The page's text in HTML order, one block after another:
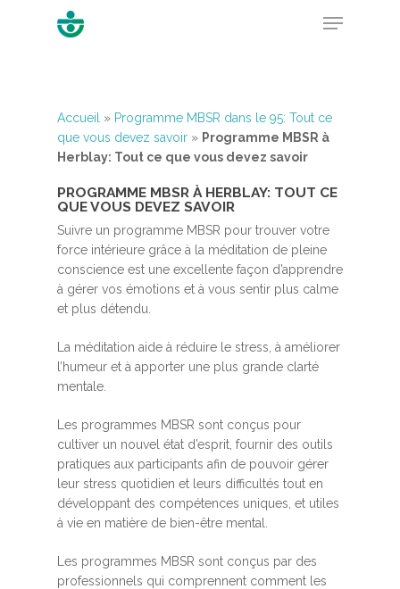
Hit enter to search or ESC to close
Accueil » Programme MBSR dans le 95: Tout ce
que vous devez savoir » Programme MBSR à
Herblay: Tout ce que vous devez savoir
PROGRAMME MBSR À HERBLAY: TOUT CE
QUE VOUS DEVEZ SAVOIR
Suivre un programme MBSR pour trouver votre
force intérieure grâce à la méditation de pleine
conscience est une excellente façon d’apprendre
à gérer vos émotions et à vous sentir plus calme
et plus détendu.
La méditation aide à réduire le stress, à améliorer
l’humeur et à apporter une plus grande clarté
mentale.
Les programmes MBSR sont conçus pour
cultiver un nouvel état d’esprit, fournir des outils
pratiques aux participants afin de pouvoir gérer
leur stress quotidien et leurs difficultés tout en
développant des compétences uniques, et utiles
à vie en matière de bien-être mental.
Les programmes MBSR sont conçus par des
professionnels qui comprennent comment les